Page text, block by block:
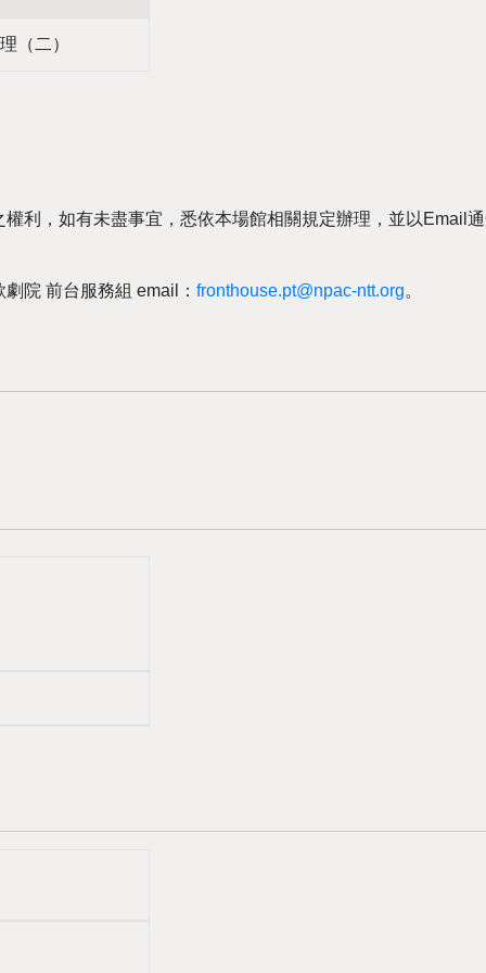
（二）
利，如有未盡事宜，悉依本場館相關規定辦理，並以Email
院 前台服務組 email： fronthouse.pt@npac-ntt.org。